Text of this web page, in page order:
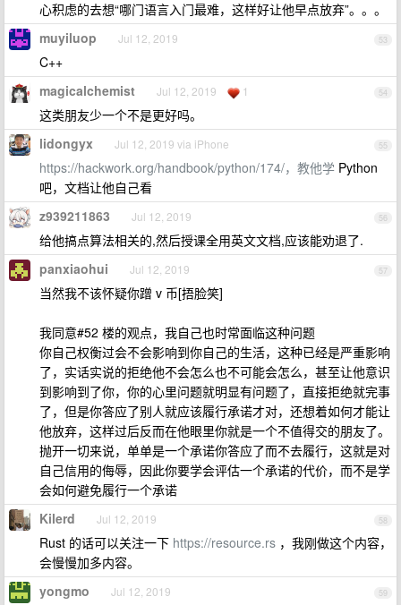
心积虑的去想“哪门语言入门最难，这样好让他早点放弃”。。。
53
muyiluop Jul 12, 2019
C++
54
magicalchemist Jul 12, 2019 1
这类朋友少一个不是更好吗。
55
lidongyx Jul 12, 2019 via iPhone
https://hackwork.org/handbook/python/174/，教他学 Python
吧，文档让他自己看
56
z939211863 Jul 12, 2019
给他搞点算法相关的,然后授课全用英文文档,应该能劝退了.
57
panxiaohui Jul 12, 2019
当然我不该怀疑你蹭 v 币[捂脸笑]
我同意#52 楼的观点，我自己也时常面临这种问题
你自己权衡过会不会影响到你自己的生活，这种已经是严重影响
了，实话实说的拒绝他不会怎么也不可能会怎么，甚至让他意识
到影响到了你，你的心里问题就明显有问题了，直接拒绝就完事
了，但是你答应了别人就应该履行承诺才对，还想着如何才能让
他放弃，这样过后反而在他眼里你就是一个不值得交的朋友了。
抛开一切来说，单单是一个承诺你答应了而不去履行，这就是对
自己信用的侮辱，因此你要学会评估一个承诺的代价，而不是学
会如何避免履行一个承诺
58
Kilerd Jul 12, 2019
Rust 的话可以关注一下 https://resource.rs ，我刚做这个内容，
会慢慢加多内容。
59
yongmo Jul 12, 2019